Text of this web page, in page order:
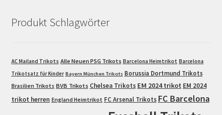
Produkt Schlagwörter
AC Mailand Trikots Alle Neuen PSG Trikots Barcelona Heimtrikot Barcelona
Trikotsatz für Kinder Bayern München Trikots Borussia Dortmund Trikots
Brasilien Trikots BVB Trikots Chelsea Trikots EM 2024 trikot EM 2024
trikot herren England Heimtrikot FC Arsenal Trikots FC Barcelona